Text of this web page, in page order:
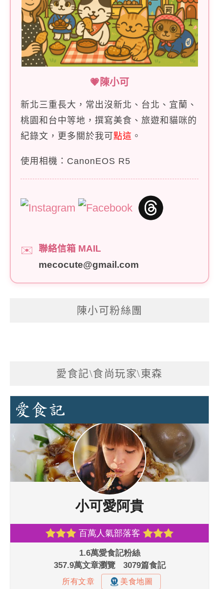
💗陳小可
新北三重長大，常出沒新北、台北、宜蘭、
桃園和台中等地，撰寫美食、旅遊和貓咪的
紀錄文，更多關於我可點這 。
使用相機：CanonEOS R5
✉️
聯絡信箱 MAIL
mecocute@gmail.com
陳小可粉絲團
愛食記\食尚玩家\東森